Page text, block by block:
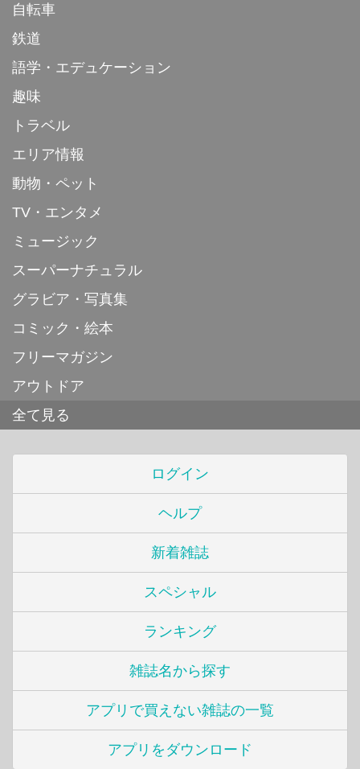
自転車
鉄道
語学・エデュケーション
趣味
トラベル
エリア情報
動物・ペット
TV・エンタメ
ミュージック
スーパーナチュラル
グラビア・写真集
コミック・絵本
フリーマガジン
アウトドア
全て見る
ログイン
ヘルプ
新着雑誌
スペシャル
ランキング
雑誌名から探す
アプリで買えない雑誌の一覧
アプリをダウンロード